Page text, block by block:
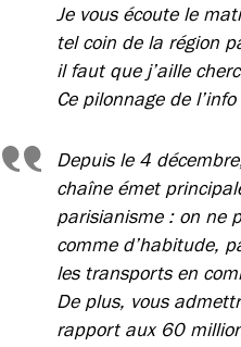
Je vous écoute le
tel coin de la région
il faut que j’aille
Ce pilonnage de
Depuis le 4
chaîne émet
parisianisme : on ne
comme d’habitude,
les transports en
De plus, vous
rapport aux 60